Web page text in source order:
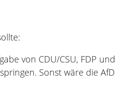
von CDU/CSU, FDP und
Sonst wäre die AfD